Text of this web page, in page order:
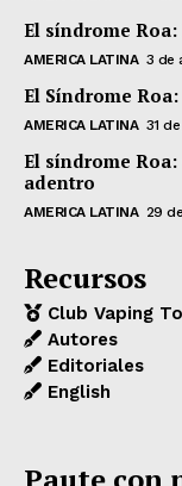
El síndrome
AMERICA LATINA 3 de
El Síndrome
AMERICA LATINA 31
El síndrome
adentro
AMERICA LATINA 29
Recursos
Club Vaping
Autores
Editoriales
English